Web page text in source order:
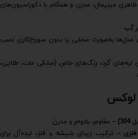
ظاهری مینیمال، مدرن و همگام با دکوراسیون‌های
آب
مدل‌ها به‌صورت مخفی یا بدون سوراخ‌کاری نصب
لبه‌های گرد، رنگ‌های خاص (مشکی مات، طلایی،
لوکس
– مقاوم، بادوام و مدرن
– ترکیب زیبای شیشه و فلز، ایده‌آل برای